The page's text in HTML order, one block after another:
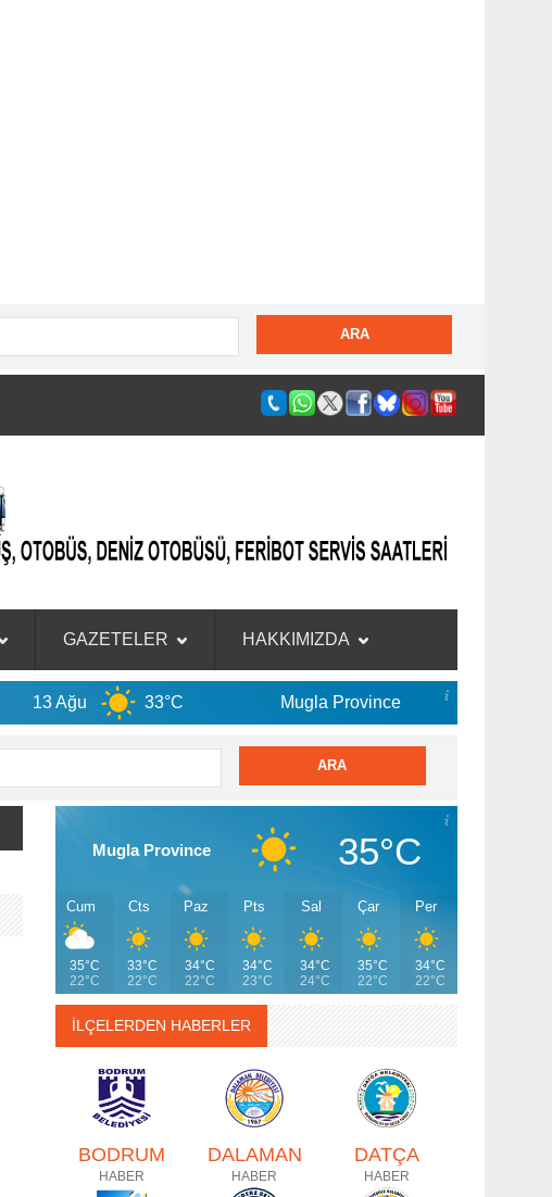
GAZETELER HAKKIMIZDA
33°C Mugla Province 7 Ağu
Mugla Province 35°C
Cum
35°C
22°C
Cts
33°C
22°C
Paz
34°C
22°C
Pts
34°C
23°C
Sal
34°C
24°C
Çar
35°C
22°C
Per
34°C
22°C
İLÇELERDEN HABERLER
BODRUM
HABER
DALAMAN
HABER
DATÇA
HABER